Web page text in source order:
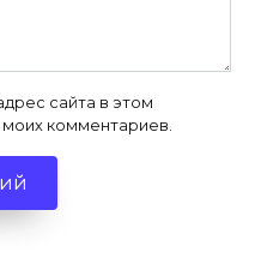
сайта в этом
комментариев.